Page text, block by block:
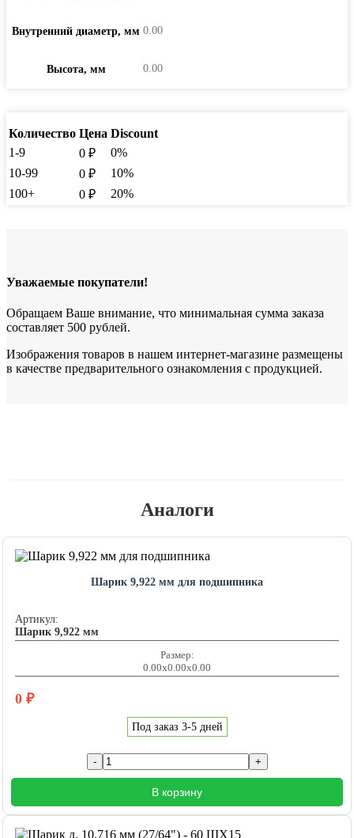
Внутренний диаметр, мм 0.00
Высота, мм 0.00
Количество Цена Discount
1-9
0 ₽
0%
10-99
0 ₽
10%
100+
0 ₽ 20%
Уважаемые покупатели!
Обращаем Ваше внимание, что минимальная сумма заказа
составляет 500 рублей.
Изображения товаров в нашем интернет-магазине размещены
в качестве предварительного ознакомления с продукцией.
Аналоги
Шарик 9,922 мм для подшипника
Артикул:
Шарик 9,922 мм
Размер:
0.00x0.00x0.00
0 ₽
Под заказ 3-5 дней
В корзину